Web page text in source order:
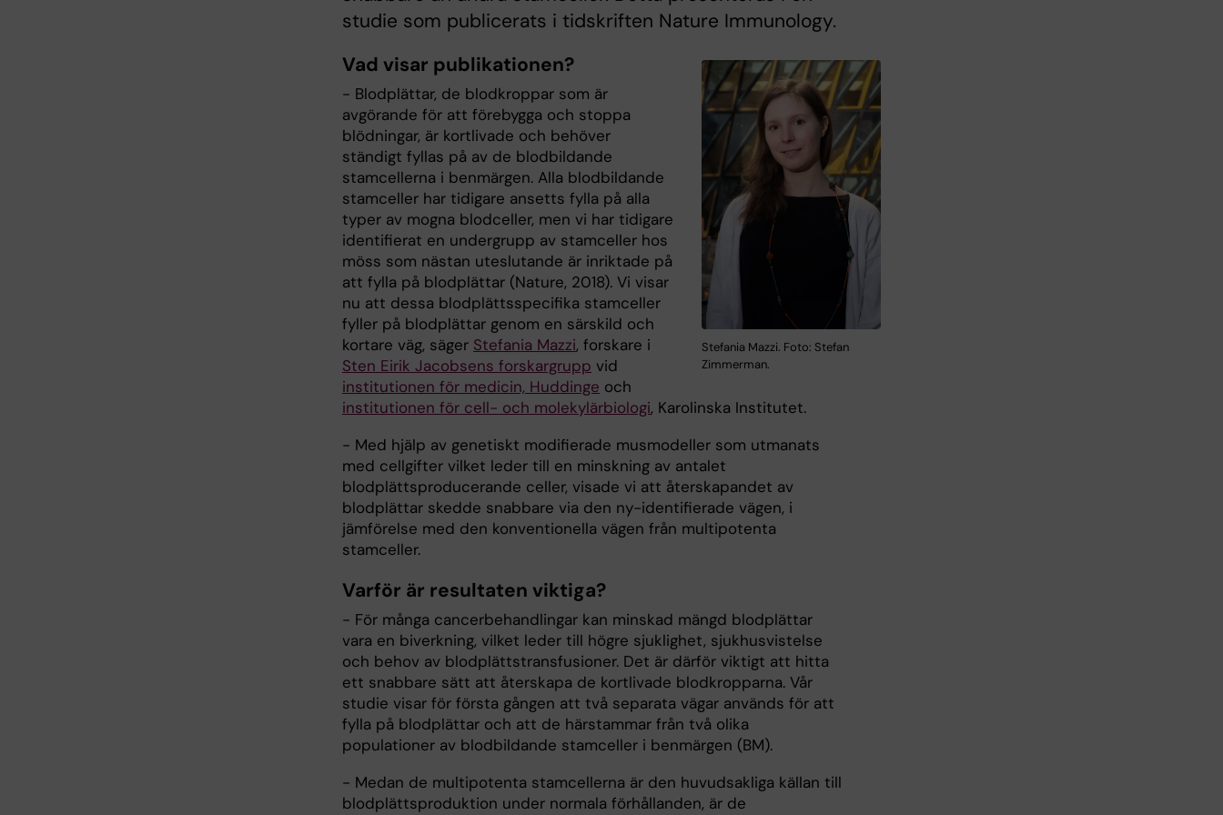
studie som publicerats i tidskriften Nature Immunology.
Stefania Mazzi. Foto: Stefan
Zimmerman.
Vad visar publikationen?
- Blodplättar, de blodkroppar som är
avgörande för att förebygga och stoppa
blödningar, är kortlivade och behöver
ständigt fyllas på av de blodbildande
stamcellerna i benmärgen. Alla blodbildande
stamceller har tidigare ansetts fylla på alla
typer av mogna blodceller, men vi har tidigare
identifierat en undergrupp av stamceller hos
möss som nästan uteslutande är inriktade på
att fylla på blodplättar (Nature, 2018). Vi visar
nu att dessa blodplättsspecifika stamceller
fyller på blodplättar genom en särskild och
kortare väg, säger Stefania Mazzi, forskare i
Sten Eirik Jacobsens forskargrupp vid
institutionen för medicin, Huddinge och
institutionen för cell- och molekylärbiologi, Karolinska Institutet.
- Med hjälp av genetiskt modifierade musmodeller som utmanats
med cellgifter vilket leder till en minskning av antalet
blodplättsproducerande celler, visade vi att återskapandet av
blodplättar skedde snabbare via den ny-identifierade vägen, i
jämförelse med den konventionella vägen från multipotenta
stamceller.
Varför är resultaten viktiga?
- För många cancerbehandlingar kan minskad mängd blodplättar
vara en biverkning, vilket leder till högre sjuklighet, sjukhusvistelse
och behov av blodplättstransfusioner. Det är därför viktigt att hitta
ett snabbare sätt att återskapa de kortlivade blodkropparna. Vår
studie visar för första gången att två separata vägar används för att
fylla på blodplättar och att de härstammar från två olika
populationer av blodbildande stamceller i benmärgen (BM).
- Medan de multipotenta stamcellerna är den huvudsakliga källan till
blodplättsproduktion under normala förhållanden, är de